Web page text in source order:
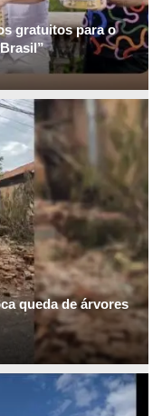
gratuitos para o
queda de árvores